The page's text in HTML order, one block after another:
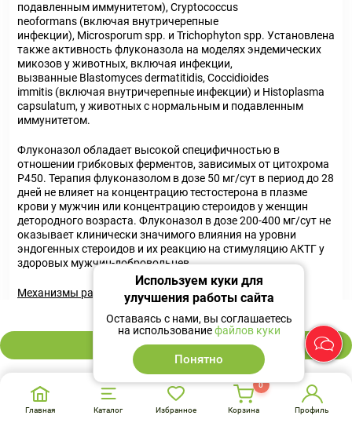
142 ₽
В корзину
подавленным иммунитетом), Cryptococcus
neoformans (включая внутричерепные
инфекции), Microsporum spp. и Trichophyton spp. Установлена
также активность флуконазола на моделях эндемических
микозов у животных, включая инфекции,
вызванные Blastomyces dermatitidis, Coccidioides
immitis (включая внутричерепные инфекции) и Histoplasma
capsulatum, у животных с нормальным и подавленным
иммунитетом.
Флуконазол обладает высокой специфичностью в
отношении грибковых ферментов, зависимых от цитохрома
Р450. Терапия флуконазолом в дозе 50 мг/сут в период до 28
дней не влияет на концентрацию тестостерона в плазме
крови у мужчин или концентрацию стероидов у женщин
детородного возраста. Флуконазол в дозе 200-400 мг/сут не
оказывает клинически значимого влияния на уровни
эндогенных стероидов и их реакцию на стимуляцию АКТГ у
здоровых мужчин-добровольцев.
Механизмы развития резистентности к флуконазолу
Резистентность к флуконазолу может развиться в
следующих случаях: качественное или количественное
изменение фермента, являющегося мишенью для
флуконазола (ланостерил 14-альфа-деметилазы),
уменьшение доступа к мишени флуконазола или
комбинация этих механизмов.
Главная Каталог Избранное Корзина
0
Профиль
Используем куки для
улучшения работы сайта
Оставаясь с нами, вы соглашаетесь
на использованиефайлов куки
Понятно